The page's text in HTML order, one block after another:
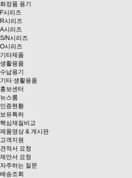
화장품 용기
F시리즈
R시리즈
A시리즈
S/N시리즈
O시리즈
기타제품
생활용품
수납용기
기타 생활용품
홍보센터
뉴스룸
인증현황
보유특허
핵심재질비교
제품영상 & 게시판
고객지원
견적서 요청
제안서 요청
자주하는 질문
배송조회